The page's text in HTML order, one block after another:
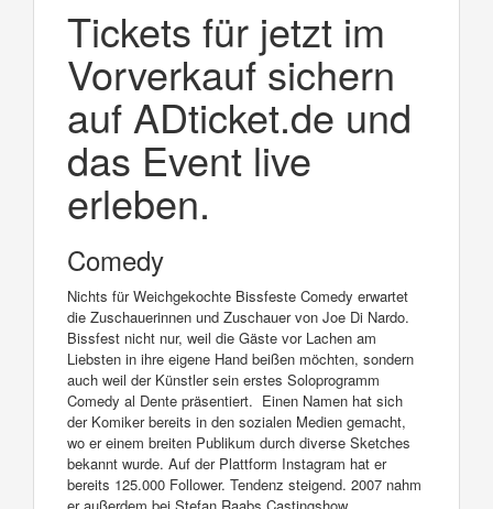
Tickets für jetzt im
Vorverkauf sichern
auf ADticket.de und
das Event live
erleben.
Comedy
Nichts für Weichgekochte Bissfeste Comedy erwartet
die Zuschauerinnen und Zuschauer von Joe Di Nardo.
Bissfest nicht nur, weil die Gäste vor Lachen am
Liebsten in ihre eigene Hand beißen möchten, sondern
auch weil der Künstler sein erstes Soloprogramm
Comedy al Dente präsentiert. Einen Namen hat sich
der Komiker bereits in den sozialen Medien gemacht,
wo er einem breiten Publikum durch diverse Sketches
bekannt wurde. Auf der Plattform Instagram hat er
bereits 125.000 Follower. Tendenz steigend. 2007 nahm
er außerdem bei Stefan Raabs Castingshow